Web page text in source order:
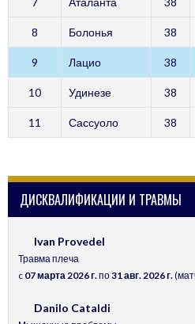
8 Болонья 38
9 Лацио 38
10 Удинезе 38
11 Сассуоло 38
ДИСКВАЛИФИКАЦИИ И ТРАВМЫ
Ivan Provedel
Травма плеча
c 07 марта 2026 г. по31 авг. 2026 г.
Danilo Cataldi